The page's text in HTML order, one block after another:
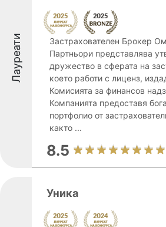
Лауреати
Застрахователен Брокер
Партньори представлява
дружество в сферата на
което работи с лиценз,
Комисията за финансов
Компанията предоставя
портфолио от
както ...
8.5
Уника